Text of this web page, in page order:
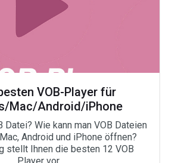
VOB-Player für
Mac/Android/iPhone
Datei? Wie kann man VOB Dateien
Android und iPhone öffnen?
stellt Ihnen die besten 12 VOB